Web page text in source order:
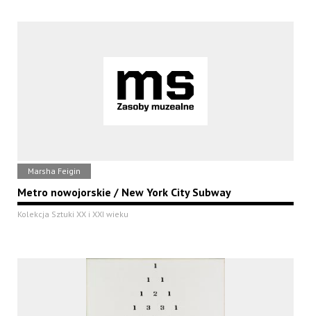
Marsha Feigin
Metro nowojorskie / New York City Subway
Kolekcja Sztuki XX i XXI wieku